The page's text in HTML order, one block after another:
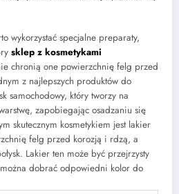
wykorzystać specjalne preparaty,
sklep z kosmetykami
chronią one powierzchnię felg przed
z najlepszych produktów do
samochodowy, który tworzy na
zapobiegając osadzaniu się
skutecznym kosmetykiem jest lakier
felg przed korozją i rdzą, a
Lakier ten może być przejrzysty
dobrać odpowiedni kolor do